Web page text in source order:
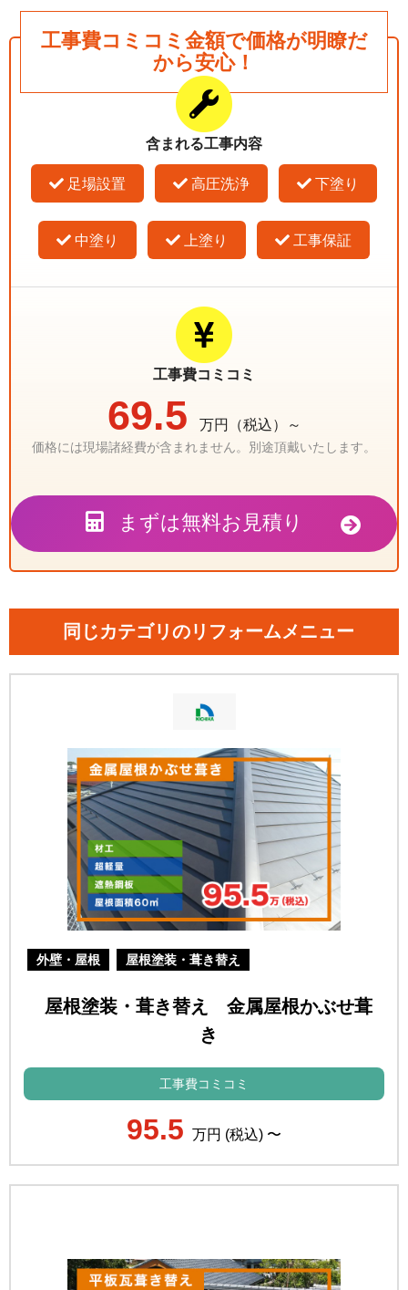
工事費コミコミ金額で価格が明瞭だ
から安心！
含まれる工事内容
足場設置 高圧洗浄 下塗り
中塗り 上塗り 工事保証
工事費コミコミ
69.5 万円（税込）～
価格には現場諸経費が含まれません。別途頂戴いたします。
まずは無料お見積り
同じカテゴリのリフォームメニュー
外壁・屋根 屋根塗装・葺き替え
屋根塗装・葺き替え 金属屋根かぶせ葺
き
工事費コミコミ
95.5 万円 (税込) 〜